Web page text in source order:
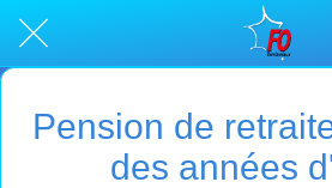
Pension de
des années